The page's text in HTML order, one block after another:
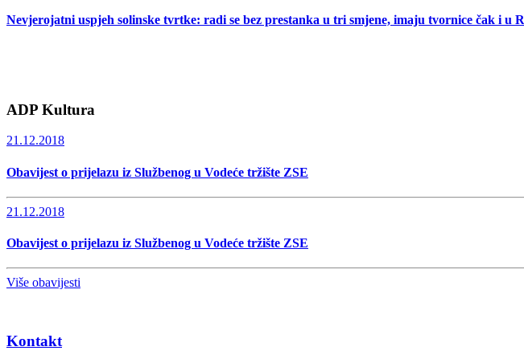
Nevjerojatni uspjeh solinske tvrtke: radi se bez prestanka u tri smjene, imaju tvornice čak i u
ADP Kultura
21.12.2018
Obavijest o prijelazu iz Službenog u Vodeće tržište ZSE
21.12.2018
Obavijest o prijelazu iz Službenog u Vodeće tržište ZSE
Više obavijesti
Kontakt